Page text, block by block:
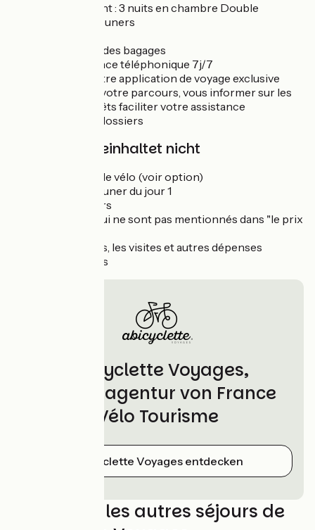
Hébergement : 3 nuits en chambre Double
3 petits-déjeuners
Le transfert des bagages
Une assistance téléphonique 7j/7
L'accès à notre application de voyage exclusive
pour suivre votre parcours, vous informer sur les
sites d'intérêts faciliter votre assistance
Les frais de dossiers
Der Preis beinhaltet nicht
La location de vélo (voir option)
Le petit déjeuner du jour 1
Les déjeuners
Les dîners qui ne sont pas mentionnés dans "le prix
Les boissons, les visites et autres dépenses
personnelles
Abicyclette Voyages,
Partneragentur von France
Vélo Tourisme
Abicyclette Voyages entdecken
Découvrez les autres séjours de